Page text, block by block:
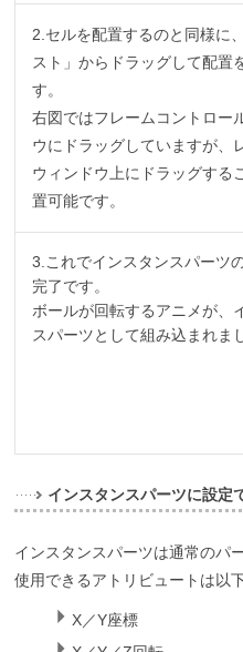
2.セルを配置するのと同様に
スト」からドラッグして配置
す。
右図ではフレームコントロー
ウにドラッグしていますが、
ウィンドウ上にドラッグする
置可能です。
3.これでインスタンスパーツ
完了です。
ボールが回転するアニメが、
スパーツとして組み込まれま
インスタンスパーツに設定
インスタンスパーツは通常のパ
使用できるアトリビュートは以
X／Y座標